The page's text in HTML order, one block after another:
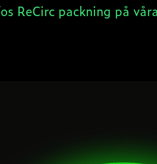
ReCirc packning på